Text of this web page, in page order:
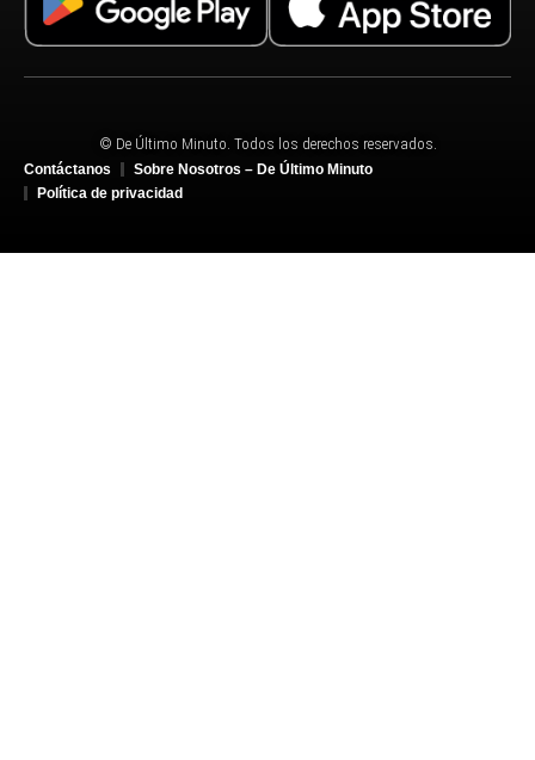
© De Último Minuto. Todos los derechos reservados.
Contáctanos
Sobre Nosotros – De Último Minuto
Política de privacidad